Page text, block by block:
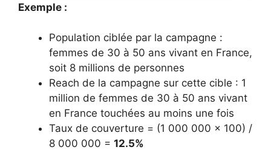
Exemple :
Population ciblée par la campagne :
femmes de 30 à 50 ans vivant en France,
soit 8 millions de personnes
Reach de la campagne sur cette cible : 1
million de femmes de 30 à 50 ans vivant
en France touchées au moins une fois
Taux de couverture = (1 000 000 x 100) /
8 000 000 = 12.5%